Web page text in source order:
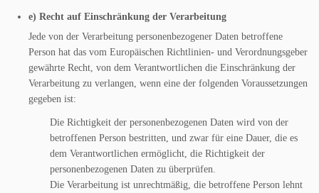
e) Recht auf Einschränkung der Verarbeitung
Jede von der Verarbeitung personenbezogener Daten betroffene
Person hat das vom Europäischen Richtlinien- und Verordnungsgeber
gewährte Recht, von dem Verantwortlichen die Einschränkung der
Verarbeitung zu verlangen, wenn eine der folgenden Voraussetzungen
gegeben ist:
Die Richtigkeit der personenbezogenen Daten wird von der
betroffenen Person bestritten, und zwar für eine Dauer, die es
dem Verantwortlichen ermöglicht, die Richtigkeit der
personenbezogenen Daten zu überprüfen.
Die Verarbeitung ist unrechtmäßig, die betroffene Person lehnt